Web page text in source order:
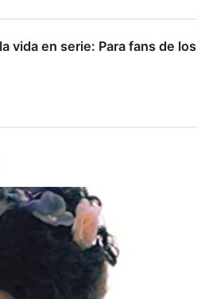
vida en serie: Para fans de los